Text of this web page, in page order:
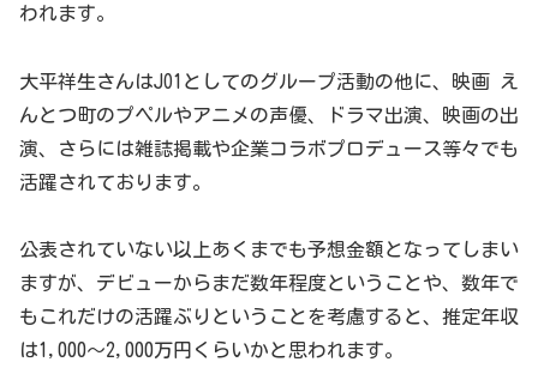
われます。
大平祥生さんはJO1としてのグループ活動の他に、映画 え
んとつ町のプペルやアニメの声優、ドラマ出演、映画の出
演、さらには雑誌掲載や企業コラボプロデュース等々でも
活躍されております。
公表されていない以上あくまでも予想金額となってしまい
ますが、デビューからまだ数年程度ということや、数年で
もこれだけの活躍ぶりということを考慮すると、推定年収
は1,000～2,000万円くらいかと思われます。